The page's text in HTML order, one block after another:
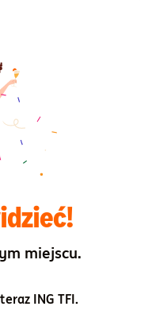
Analizy Online, na
wzrost
powinna przynieść
dla cen akcji
zysków dla polskiego
Zespołu
miejscu.
ING TFI.